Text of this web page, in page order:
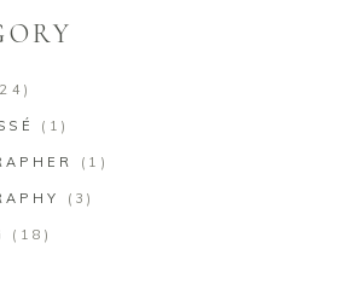
(1)
(1)
(3)
(18)